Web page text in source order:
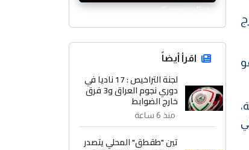
CurrencyRate
اقرأ أيضاً
لجنة التراخيص : 17 ناديا في
دوري نجوم العراق و3 فرق
خارج الضوابط
منذ 6 ساعة
تين "طقطق" المحلي يتصدر